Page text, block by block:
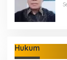
Hukum